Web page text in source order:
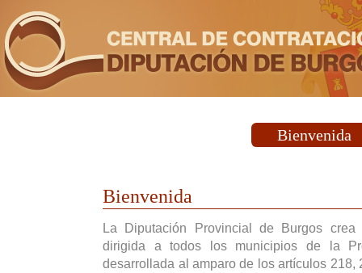
Bienvenida
Bienvenida
La Diputación Provincial de Burgos
dirigida a todos los municipios de la
desarrollada al amparo de los artículos 218,